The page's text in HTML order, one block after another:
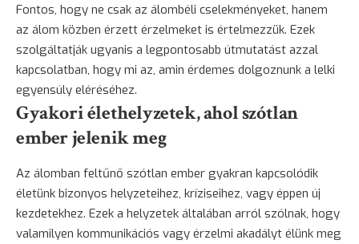
Fontos, hogy ne csak az álombéli cselekményeket, hanem
az álom közben érzett érzelmeket is értelmezzük. Ezek
szolgáltatják ugyanis a legpontosabb útmutatást azzal
kapcsolatban, hogy mi az, amin érdemes dolgoznunk a lelki
egyensúly eléréséhez.
Gyakori élethelyzetek, ahol szótlan
ember jelenik meg
Az álomban feltűnő szótlan ember gyakran kapcsolódik
életünk bizonyos helyzeteihez, kríziseihez, vagy éppen új
kezdetekhez. Ezek a helyzetek általában arról szólnak, hogy
valamilyen kommunikációs vagy érzelmi akadályt élünk meg